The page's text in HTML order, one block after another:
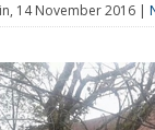
14 November 2016 |